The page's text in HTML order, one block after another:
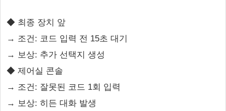
◆ 최종 장치 앞
→ 조건: 코드 입력 전 15초 대기
→ 보상: 추가 선택지 생성
◆ 제어실 콘솔
→ 조건: 잘못된 코드 1회 입력
→ 보상: 히든 대화 발생